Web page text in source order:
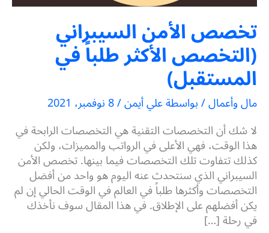
تخصص الأمن السيبراني
(التخصص الأكثر طلباً في
المستقبل)
مال وأعمال/ بواسطةعلي أيمن/8 نوفمبر، 2021
لا شك أن التخصصات التقنية هي التخصصات الرابحة في
هذا الوقت، فهي الأعلى في الرواتب والمميزات، ولكن
كذلك تتفاوت تلك التخصصات فيما بينها. تخصص الأمن
السيبراني الذي سنتحدث عنه اليوم هو واحد من أفضل
التخصصات وأكثرها طلباً في العالم في الوقت الحالي إن لم
يكن أفضلهم على الإطلاق. في هذا المقال سوف نأخذك
في رحلة […]